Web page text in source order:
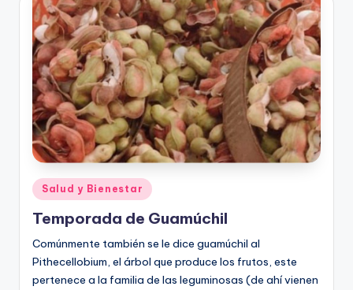
Publicado
en
Salud y Bienestar
Temporada de Guamúchil
Comúnmente también se le dice guamúchil al
Pithecellobium, el árbol que produce los frutos, este
pertenece a la familia de las leguminosas (de ahí vienen